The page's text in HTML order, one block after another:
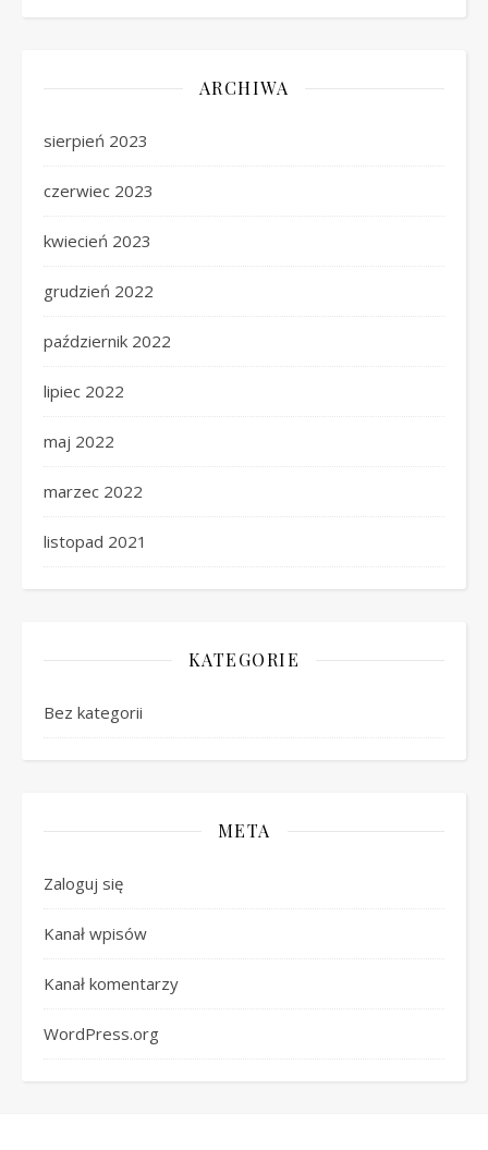
ARCHIWA
sierpień 2023
czerwiec 2023
kwiecień 2023
grudzień 2022
październik 2022
lipiec 2022
maj 2022
marzec 2022
listopad 2021
KATEGORIE
Bez kategorii
META
Zaloguj się
Kanał wpisów
Kanał komentarzy
WordPress.org